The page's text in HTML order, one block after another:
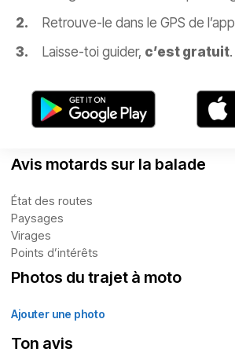
Retrouve-le dans le GPS de l’app
Laisse-toi guider, c’est gratuit.
Avis motards sur la balade
État des routes
Paysages
Virages
Points d’intérêts
Photos du trajet à moto
Ajouter une photo
Ton avis